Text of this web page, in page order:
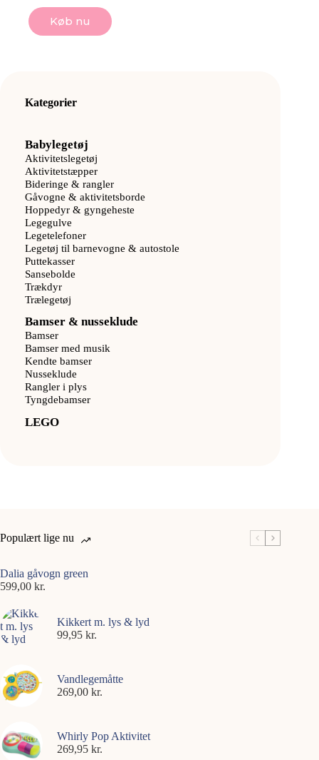
Køb nu
Kategorier
Babylegetøj
Aktivitetslegetøj
Aktivitetstæpper
Bideringe & rangler
Gåvogne & aktivitetsborde
Hoppedyr & gyngeheste
Legegulve
Legetelefoner
Legetøj til barnevogne & autostole
Puttekasser
Sansebolde
Trækdyr
Trælegetøj
Bamser & nusseklude
Bamser
Bamser med musik
Kendte bamser
Nusseklude
Rangler i plys
Tyngdebamser
LEGO
Populært lige nu
Dalia gåvogn green
599,00 kr.
Kikkert m. lys & lyd
99,95 kr.
Vandlegemåtte
269,00 kr.
Whirly Pop Aktivitet
269,95 kr.